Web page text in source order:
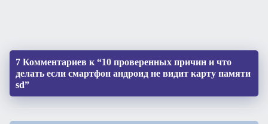
7 Комментариев к “10 проверенных причин и что
делать если смартфон андроид не видит карту памяти
sd”